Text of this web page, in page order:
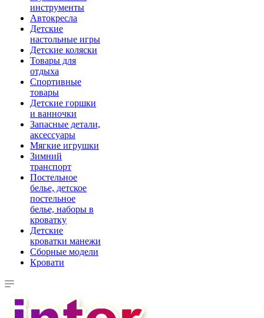
инструменты
Автокресла
Детские
настольные игры
Детские коляски
Товары для
отдыха
Спортивные
товары
Детские горшки
и ванночки
Запасные детали,
аксессуары
Мягкие игрушки
Зимний
транспорт
Постельное
белье, детское
постельное
белье, наборы в
кроватку
Детские
кроватки манежи
Сборные модели
Кровати